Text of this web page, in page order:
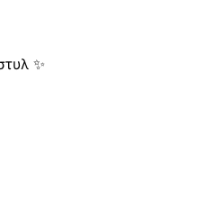
✨